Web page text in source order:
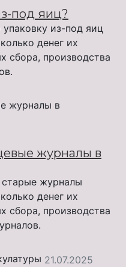
под яиц?
из-под яиц
денег их
сбора, производства
журналы в
старые журналы
денег их
сбора, производства
21.07.2025